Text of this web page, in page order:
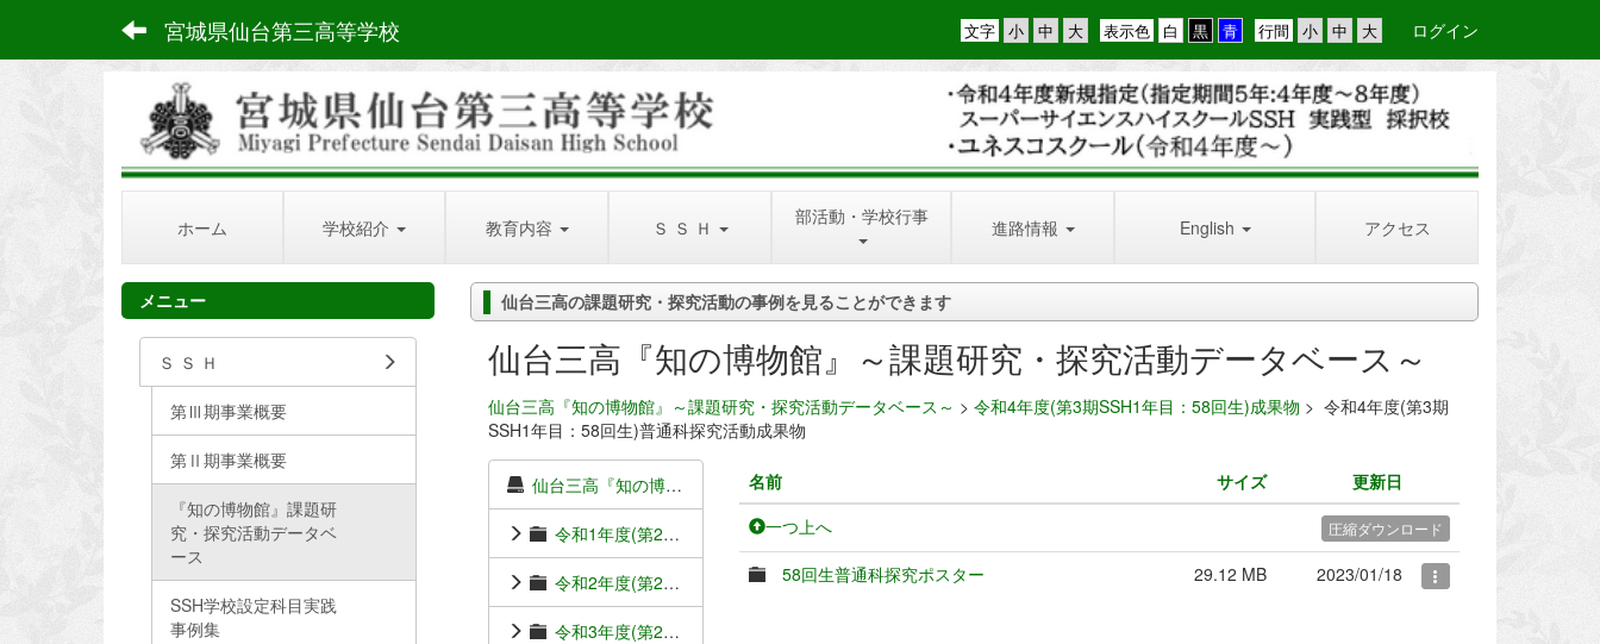
宮城県仙台第三高等学校 行間
表示色
文字 ログイン
ホーム 学校紹介 教育内容 Ｓ Ｓ Ｈ 部活動・学校行事 進路情報 English アクセス
仙台三高の課題研究・探究活動の事例を見ることができます
仙台三高『知の博物館』～課題研究・探究活動データベース～
仙台三高『知の博物館』～課題研究・探究活動データベース～ > 令和4年度(第3期SSH1年目：58回生)成果物 > 令和4年度(第3期
SSH1年目：58回生)普通科探究活動成果物
仙台三高『知の博物館』～課題研究・探究活動データベース～
令和1年度(第2期SSH3年目：55回生)成果物
令和2年度(第2期SSH4年目：56回生)成果物
令和3年度(第2期SSH5年目：57回生)成果物
名前 サイズ
更新日
一つ上へ
圧縮ダウンロード
58回生普通科探究ポスター 29.12 MB 2023/01/18
メニュー
Ｓ Ｓ Ｈ
第Ⅲ期事業概要
第Ⅱ期事業概要
『知の博物館』課題研
究・探究活動データベ
ース
SSH学校設定科目実践
事例集